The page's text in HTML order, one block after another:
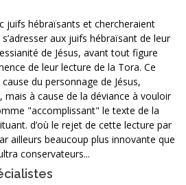
juifs hébraïsants et chercheraient
aux juifs hébraïsant de leur
de Jésus, avant tout figure
de leur lecture de la Tora. Ce
du personnage de Jésus,
à cause de la déviance à vouloir
"accomplissant" le texte de la
d’où le rejet de cette lecture par
ailleurs beaucoup plus innovante que
conservateurs...